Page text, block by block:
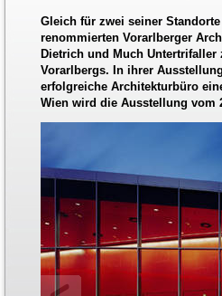
Gleich für zwei seiner
renommierten Vorarlberger
Dietrich und Much
Vorarlbergs. In ihrer
erfolgreiche Architekturbüro
Wien wird die Ausstellung vom